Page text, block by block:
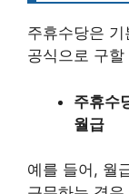
주휴수당은
공식으로 구
주휴수
월급
예를 들어, 월